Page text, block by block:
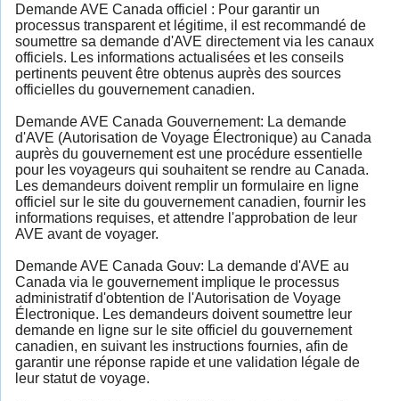
Demande AVE Canada officiel : Pour garantir un
processus transparent et légitime, il est recommandé de
soumettre sa demande d'AVE directement via les canaux
officiels. Les informations actualisées et les conseils
pertinents peuvent être obtenus auprès des sources
officielles du gouvernement canadien.
Demande AVE Canada Gouvernement: La demande
d'AVE (Autorisation de Voyage Électronique) au Canada
auprès du gouvernement est une procédure essentielle
pour les voyageurs qui souhaitent se rendre au Canada.
Les demandeurs doivent remplir un formulaire en ligne
officiel sur le site du gouvernement canadien, fournir les
informations requises, et attendre l'approbation de leur
AVE avant de voyager.
Demande AVE Canada Gouv: La demande d'AVE au
Canada via le gouvernement implique le processus
administratif d'obtention de l'Autorisation de Voyage
Électronique. Les demandeurs doivent soumettre leur
demande en ligne sur le site officiel du gouvernement
canadien, en suivant les instructions fournies, afin de
garantir une réponse rapide et une validation légale de
leur statut de voyage.